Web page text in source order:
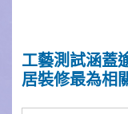
工藝測試涵蓋
居裝修最為相